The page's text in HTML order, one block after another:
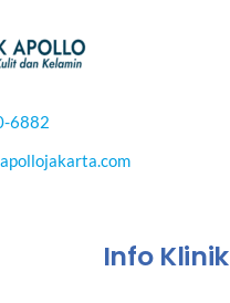
6882
Info Klinik